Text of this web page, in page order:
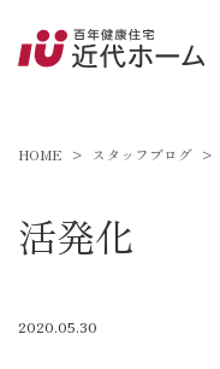
HOME スタッフブログ
活発化
2020.05.30